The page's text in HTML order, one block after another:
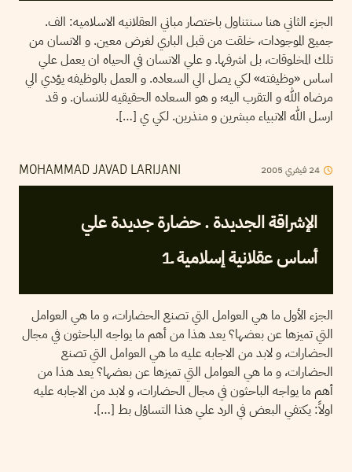
الجزء الثاني هنا سنتناول باختصار مباني العقلانيه الاسلاميه: الف.
جميع الموجودات، خلقت من قبل الباري لغرض معين. و الانسان من
تلك المخلوقات، بل اشرفها. و علي الانسان في الحياه ان يعمل علي
اساس «وظيفته» لكي يصل الي السعاده. و العمل بالوظيفه يؤدي الي
مرضاه الله و التقرب اليه؛ و هو السعاده الحقيقيه للانسان. و قد
ارسل الله الانبياء مبشرين و منذرين. لكي ي […].
MOHAMMAD JAVAD LARIJANI 24 فيفري 2005
الإشراقة الجديدة . حضارة جديدة علي
أساس عقلانية إسلامية ـ1
الجزء الأول ما هي العوامل التي تصنع الحضارات، و ما هي العوامل
التي تميزها عن بعضها؟ يعد هذا من أهم ما يواجه الباحثون في مجال
الحضارات، و لابد من الاجابه عليه ما هي العوامل التي تصنع
الحضارات، و ما هي العوامل التي تميزها عن بعضها؟ يعد هذا من
أهم ما يواجه الباحثون في مجال الحضارات، و لابد من الاجابه عليه
اولاً: يكتفي البعض في الرد علي هذا التساؤل بط […].